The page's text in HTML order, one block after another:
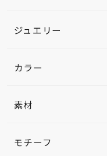
ジュエリー
カラー
素材
モチーフ